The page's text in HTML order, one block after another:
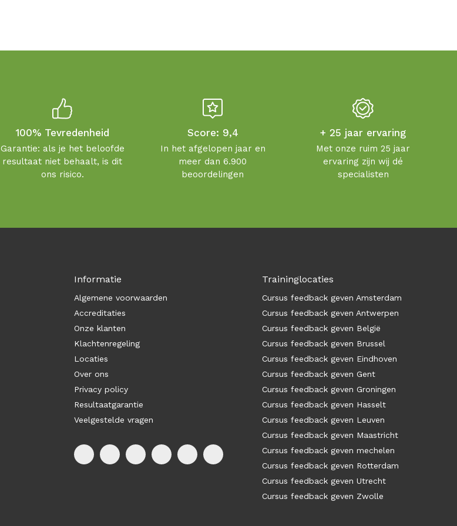
100% Tevredenheid
Garantie: als je het beloofde
resultaat niet behaalt, is dit
ons risico.
Score: 9,4
In het afgelopen jaar en
meer dan 6.900
beoordelingen
+ 25 jaar ervaring
Met onze ruim 25 jaar
ervaring zijn wij dé
specialisten
Informatie
Algemene voorwaarden
Accreditaties
Onze klanten
Klachtenregeling
Locaties
Over ons
Privacy policy
Resultaatgarantie
Veelgestelde vragen
Traininglocaties
Cursus feedback geven Amsterdam
Cursus feedback geven Antwerpen
Cursus feedback geven België
Cursus feedback geven Brussel
Cursus feedback geven Eindhoven
Cursus feedback geven Gent
Cursus feedback geven Groningen
Cursus feedback geven Hasselt
Cursus feedback geven Leuven
Cursus feedback geven Maastricht
Cursus feedback geven mechelen
Cursus feedback geven Rotterdam
Cursus feedback geven Utrecht
Cursus feedback geven Zwolle